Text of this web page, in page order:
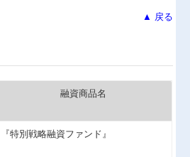
▲ 戻る
融資商品名
『特別戦略融資ファンド』